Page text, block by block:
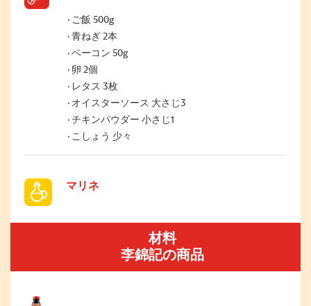
ご飯 500g
青ねぎ 2本
ベーコン 50g
卵 2個
レタス 3枚
オイスターソース 大さじ3
チキンパウダー 小さじ1
こしょう 少々
マリネ
材料
李錦記の商品